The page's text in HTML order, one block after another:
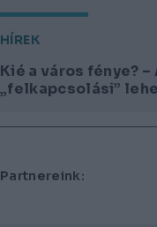
HÍREK
Kié a város fénye?
„felkapcsolási”
Lábléc
Partnereink: